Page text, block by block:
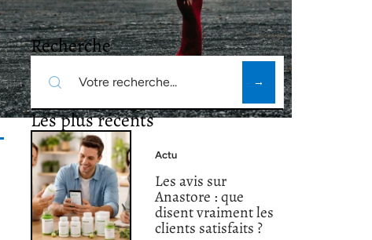
Recherche
Les plus récents
Actu
Les avis sur
Anastore : que
disent vraiment les
clients satisfaits ?